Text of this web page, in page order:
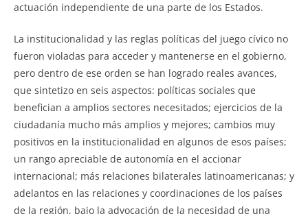
actuación independiente de una parte de los Estados.
La institucionalidad y las reglas políticas del juego cívico no
fueron violadas para acceder y mantenerse en el gobierno,
pero dentro de ese orden se han logrado reales avances,
que sintetizo en seis aspectos: políticas sociales que
benefician a amplios sectores necesitados; ejercicios de la
ciudadanía mucho más amplios y mejores; cambios muy
positivos en la institucionalidad en algunos de esos países;
un rango apreciable de autonomía en el accionar
internacional; más relaciones bilaterales latinoamericanas; y
adelantos en las relaciones y coordinaciones de los países
de la región, bajo la advocación de la necesidad de una